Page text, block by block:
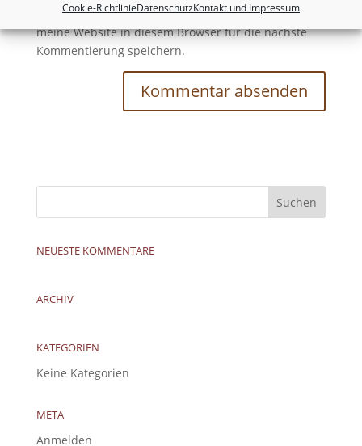
Cookie-RichtlinieDatenschutzKontakt und Impressum
Meinen Namen, meine E-Mail-Adresse und
meine Website in diesem Browser für die nächste
Kommentierung speichern.
NEUESTE KOMMENTARE
ARCHIV
KATEGORIEN
Keine Kategorien
META
Anmelden